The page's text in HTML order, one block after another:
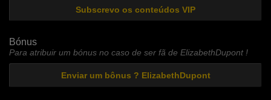
Subscrevo os conteúdos VIP
Bónus
Para atribuir um bónus no caso de ser fã de ElizabethDupont !
Enviar um bônus ? ElizabethDupont